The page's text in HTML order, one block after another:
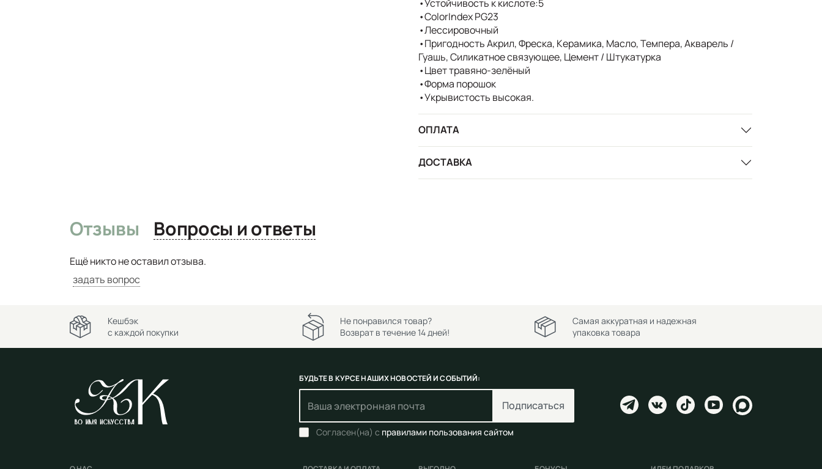
•Устойчивость к кислоте:5
•ColorIndex PG23
•Лессировочный
•Пригодность Акрил, Фреска, Керамика, Масло, Темпера, Акварель /
Гуашь, Силикатное связующее, Цемент / Штукатурка
•Цвет травяно-зелёный
•Форма порошок
•Укрывистость высокая.
ОПЛАТА
ДОСТАВКА
Отзывы Вопросы и ответы
Ещё никто не оставил отзыва.
задать вопрос
Кешбэк
с каждой покупки
Не понравился товар?
Возврат в течение 14 дней!
Самая аккуратная и надежная
упаковка товара
БУДЬТЕ В КУРСЕ НАШИХ НОВОСТЕЙ И СОБЫТИЙ:
Подписаться
Согласен(на) с правилами пользования сайтом